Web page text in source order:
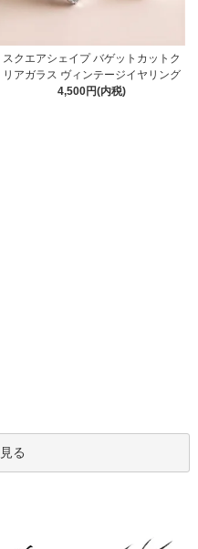
スクエアシェイプ バゲットカットク
リアガラス ヴィンテージイヤリング
4,500円(内税)
る